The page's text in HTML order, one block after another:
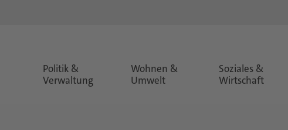
Politik &
Verwaltung
Wohnen &
Umwelt
Soziales &
Wirtschaft